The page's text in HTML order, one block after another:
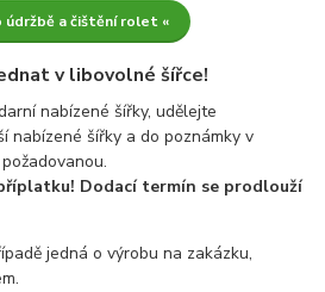
údržbě a čištění rolet «
v libovolné šířce!
nabízené šířky, udělejte
nabízené šířky a do poznámky v
Dodací termín se prodlouží
jedná o výrobu na zakázku,